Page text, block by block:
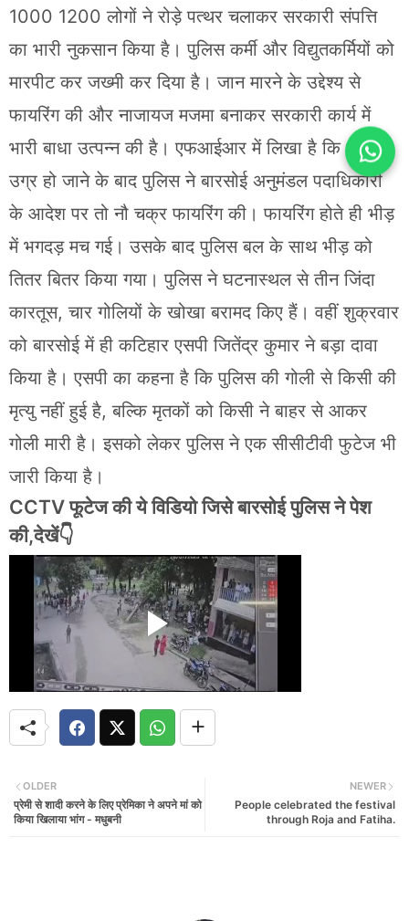
1000 1200 लोगों ने रोड़े पत्थर चलाकर सरकारी संपत्ति
का भारी नुकसान किया है। पुलिस कर्मी और विद्युतकर्मियों को
मारपीट कर जख्मी कर दिया है। जान मारने के उद्देश्य से
फायरिंग की और नाजायज मजमा बनाकर सरकारी कार्य में
भारी बाधा उत्पन्न की है। एफआईआर में लिखा है कि भीड़ के
उग्र हो जाने के बाद पुलिस ने बारसोई अनुमंडल पदाधिकारी
के आदेश पर तो नौ चक्र फायरिंग की। फायरिंग होते ही भीड़
में भगदड़ मच गई। उसके बाद पुलिस बल के साथ भीड़ को
तितर बितर किया गया। पुलिस ने घटनास्थल से तीन जिंदा
कारतूस, चार गोलियों के खोखा बरामद किए हैं। वहीं शुक्रवार
को बारसोई में ही कटिहार एसपी जितेंद्र कुमार ने बड़ा दावा
किया है। एसपी का कहना है कि पुलिस की गोली से किसी की
मृत्यु नहीं हुई है, बल्कि मृतकों को किसी ने बाहर से आकर
गोली मारी है। इसको लेकर पुलिस ने एक सीसीटीवी फुटेज भी
जारी किया है।
CCTV फूटेज की ये विडियो जिसे बारसोई पुलिस ने पेश
की,देखें👇
NEWER
People celebrated the festival
through Roja and Fatiha.
OLDER
प्रेमी से शादी करने के लिए प्रेमिका ने अपने मां को
किया खिलाया भांग - मधुबनी